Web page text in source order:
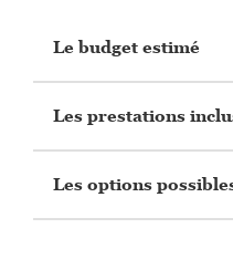
Le budget estimé
Les prestations
Les options